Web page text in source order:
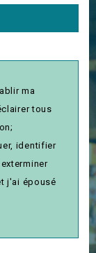
ma
tous
identifier
j'ai épousé